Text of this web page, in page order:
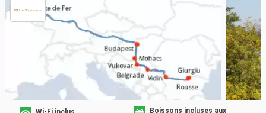
Boissons incluses aux